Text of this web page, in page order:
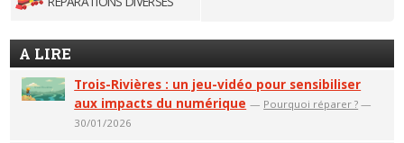
A LIRE
Trois-Rivières : un jeu-vidéo pour sensibiliser
aux impacts du numérique — Pourquoi réparer ? —
30/01/2026